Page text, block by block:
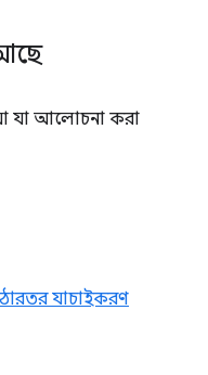
যা আলোচনা করা
যাচাইকরণ